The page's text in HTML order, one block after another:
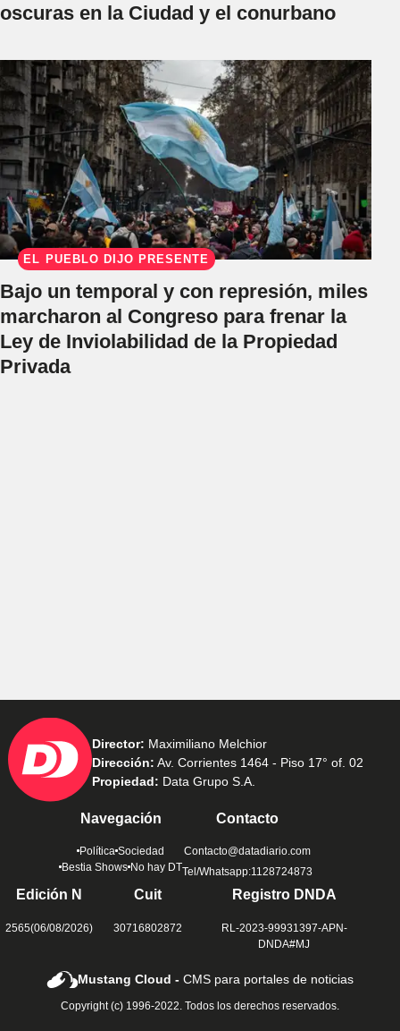
oscuras en la Ciudad y el conurbano
EL PUEBLO DIJO PRESENTE
Bajo un temporal y con represión, miles
marcharon al Congreso para frenar la
Ley de Inviolabilidad de la Propiedad
Privada
Director: Maximiliano Melchior
Dirección: Av. Corrientes 1464 - Piso 17° of. 02
Propiedad: Data Grupo S.A.
Navegación
Política Sociedad
Bestia Shows No hay DT
Contacto
Contacto@datadiario.com
Tel/Whatsapp:1128724873
Edición N
2565(06/08/2026)
Cuit
30716802872
Registro DNDA
RL-2023-99931397-APN-
DNDA#MJ
Mustang Cloud -CMS para portales de noticias
Copyright (c) 1996-2022. Todos los derechos reservados.